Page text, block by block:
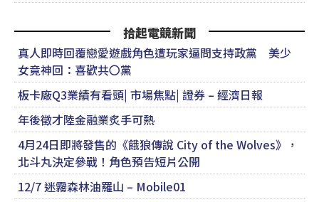
拾起電競新聞
真人即時回覆戀愛遊戲角色遭玩家逼問支持政黨 美少
女竟神回：喜歡共〇黨
板卡廠Q3業績有看頭| 市場焦點| 證券 – 經濟日報
年後徵才陸金融業炙手可熱
4月24日即將發售的《餓狼傳說 City of the Wolves》，
北斗丸決定參戰！角色預告短片公開
12/7 迷霧森林油羅山 – Mobile01